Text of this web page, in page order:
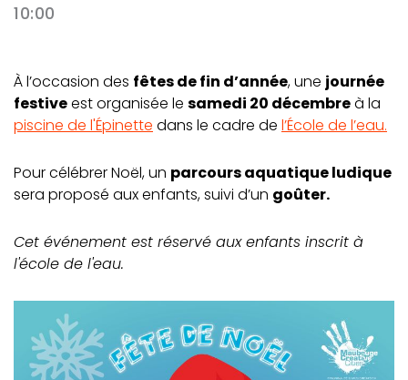
10:00
À l’occasion des fêtes de fin d’année, une journée
festiveest organisée le samedi 20 décembreà la
piscine de l'Épinette dans le cadre de l’École de l’eau.
Pour célébrer Noël, un parcours aquatique ludique
sera proposé aux enfants, suivi d’un goûter.
Cet événement est réservé aux enfants inscrit à
l'école de l'eau.